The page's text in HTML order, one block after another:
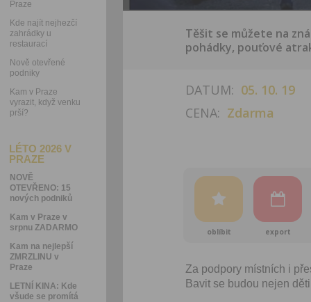
Praze
Kde najít nejhezčí
zahrádky u
restaurací
Nově otevřené
podniky
Kam v Praze
vyrazit, když venku
prší?
LÉTO 2026 V
PRAZE
NOVĚ
OTEVŘENO: 15
nových podniků
Kam v Praze v
srpnu ZADARMO
Kam na nejlepší
ZMRZLINU v
Praze
LETNÍ KINA: Kde
všude se promítá
Těšit se můžete na
pohádky, pouťové
DATUM: 05. 10. 19
CENA: Zdarma
oblíbit export
Za podpory místních i
Bavit se budou nejen